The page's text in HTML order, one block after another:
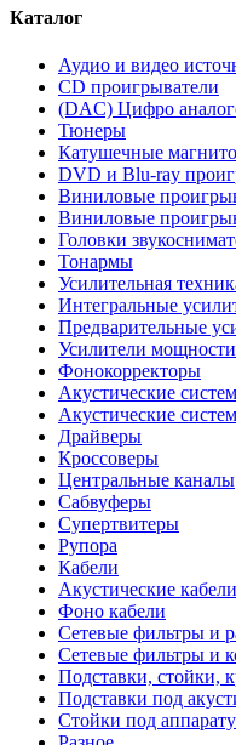
Каталог
Аудио и видео
CD проигрыватели
(DAC) Цифро
Тюнеры
Катушечные
DVD и Blu-ray
Виниловые
Виниловые
Головки
Тонармы
Усилительная
Интегральные
Предварительные
Усилители мощности
Фонокорректоры
Акустические
Акустические
Драйверы
Кроссоверы
Центральные каналы
Сабвуферы
Супертвитеры
Рупора
Кабели
Акустические кабели
Фоно кабели
Сетевые фильтры и
Сетевые фильтры и
Подставки, стойки,
Подставки под
Стойки под